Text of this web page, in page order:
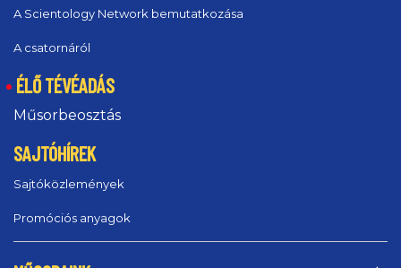
A Scientology Network bemutatkozása
A csatornáról
ÉLŐ TÉVÉADÁS
Műsorbeosztás
SAJTÓHÍREK
Sajtóközlemények
Promóciós anyagok